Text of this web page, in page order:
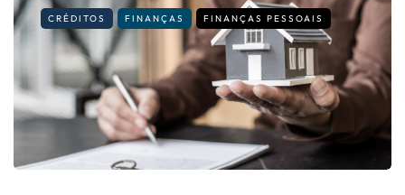
CRÉDITOS FINANÇAS FINANÇAS PESSOAIS